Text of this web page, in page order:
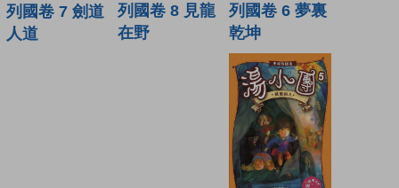
列國卷 7 劍道
人道
列國卷 8 見龍
在野
列國卷 6 夢裏
乾坤